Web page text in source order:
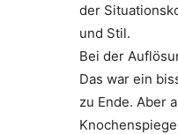
der
und Stil.
Bei der
Das war ein
zu Ende. Aber